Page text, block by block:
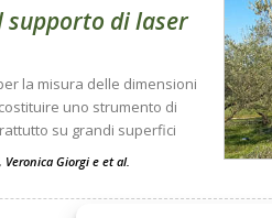
supporto di laser
la misura delle dimensioni
uno strumento di
su grandi superfici
, Veronica Giorgi e et al.